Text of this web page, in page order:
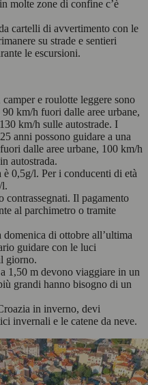
molte zone di confine c’è
cartelli di avvertimento con le
su strade e sentieri
le escursioni.
e roulotte leggere sono
km/h fuori dalle aree urbane,
km/h sulle autostrade. I
anni possono guidare a una
dalle aree urbane, 100 km/h
autostrada.
0,5g/l. Per i conducenti di età
l.
contrassegnati. Il pagamento
al parchimetro o tramite
di ottobre all’ultima
guidare con le luci
giorno.
1,50 m devono viaggiare in un
grandi hanno bisogno di un
in inverno, devi
invernali e le catene da neve.